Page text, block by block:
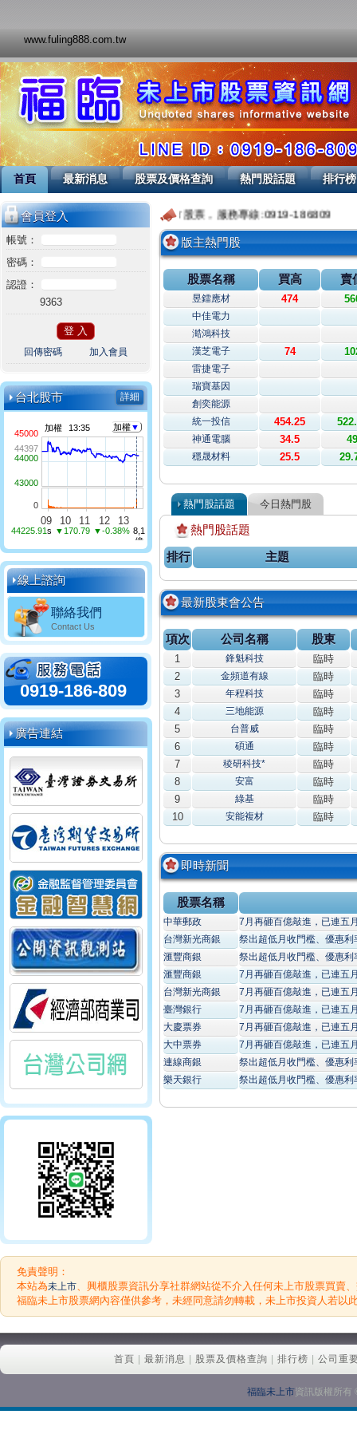
www.fuling888.com.tw
首頁 最新消息 股票及價格查詢 熱門股話題 排行榜
會員登入
帳號：
密碼：
認證：
9363
回傳密碼 加入會員
台北股市 詳細
線上諮詢
聯絡我們
Contact Us
0919-186-809
廣告連結
歡迎您！來到福臨未上市股票，服務專線:0919-186809
版主熱門股
股票名稱 買高 賣
昱鐳應材 474
中佳電力
澔鴻科技
漢芝電子
74
雷捷電子
瑞寶基因
創奕能源
統一投信
454.25
神通電腦 34.5 49
穩晟材料 25.5
熱門股話題 今日熱門股
熱門股話題
排行
主題
最新股東會公告
項次 公司名稱 股東
1 鋒魁科技
臨時
2
金頻道有線
臨時
3
年程科技
臨時
4
三地能源
臨時
5
台普威
臨時
6
碩通
臨時
7
稜研科技*
臨時
8
安富
臨時
9
綠基
臨時
10
安能複材 臨時
即時新聞
股票名稱
中華郵政
7月再砸百億敲進，已連五
台灣新光商銀
祭出超低月收門檻、優惠
滙豐商銀
祭出超低月收門檻、優惠
滙豐商銀
7月再砸百億敲進，已連五
台灣新光商銀
7月再砸百億敲進，已連五
臺灣銀行
7月再砸百億敲進，已連五
大慶票券
7月再砸百億敲進，已連五
大中票券
7月再砸百億敲進，已連五
連線商銀
祭出超低月收門檻、優惠
樂天銀行
祭出超低月收門檻、優惠
免責聲明：
本站為未上市、興櫃股票資訊分享社群網站從不介入任何未上市股票買賣
福臨未上市股票網內容僅供參考，未經同意請勿轉載，未上市投資人若以
首頁 最新消息 股票及價格查詢 排行榜 公司重
福臨未上市資訊版權所有